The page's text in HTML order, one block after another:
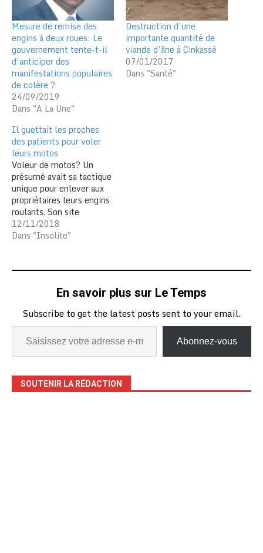
Mesure de remise des
engins à deux roues: Le
gouvernement tente-t-il
d’anticiper des
manifestations populaires
de colère ?
24/09/2019
Dans "A La Une"
Destruction d’une
importante quantité de
viande d’âne à Cinkassé
07/01/2017
Dans "Santé"
Il guettait les proches
des patients pour voler
leurs motos
Voleur de motos? Un
présumé avait sa tactique
unique pour enlever aux
propriétaires leurs engins
roulants. Son site
d’opération : le Centre
hospitalier ! Selon un
Nord/Cinkassé de la
le Lieutenant Sondou
un présumé voleur de
motos, le mode
opératoire est inique :…
12/11/2018
Dans "Insolite"
En savoir plus sur Le Temps
Subscribe to get the latest posts sent to your email.
Abonnez-vous
SOUTENIR LA RÉDACTION